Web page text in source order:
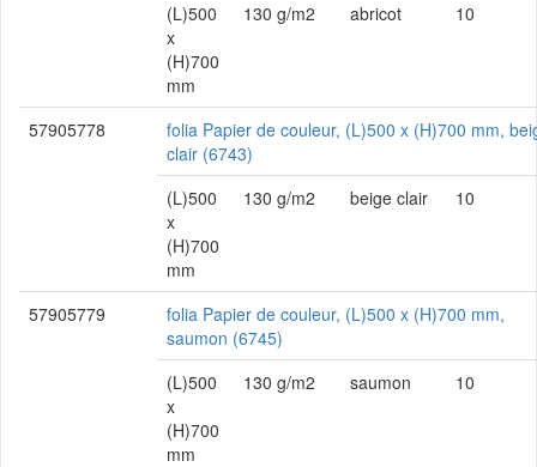
(L)500
x
(H)700
mm
130 g/m2 abricot 10
57905778
folia Papier de couleur, (L)500 x (H)700 mm,
clair (6743)
(L)500
x
(H)700
mm
130 g/m2 beige clair 10
57905779
folia Papier de couleur, (L)500 x (H)700 mm,
saumon (6745)
(L)500
x
(H)700
mm
130 g/m2 saumon 10